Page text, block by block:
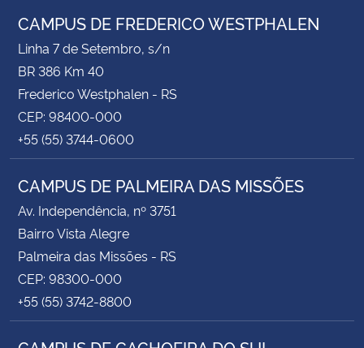
CAMPUS DE FREDERICO WESTPHALEN
Linha 7 de Setembro, s/n
BR 386 Km 40
Frederico Westphalen - RS
CEP: 98400-000
+55 (55) 3744-0600
CAMPUS DE PALMEIRA DAS MISSÕES
Av. Independência, nº 3751
Bairro Vista Alegre
Palmeira das Missões - RS
CEP: 98300-000
+55 (55) 3742-8800